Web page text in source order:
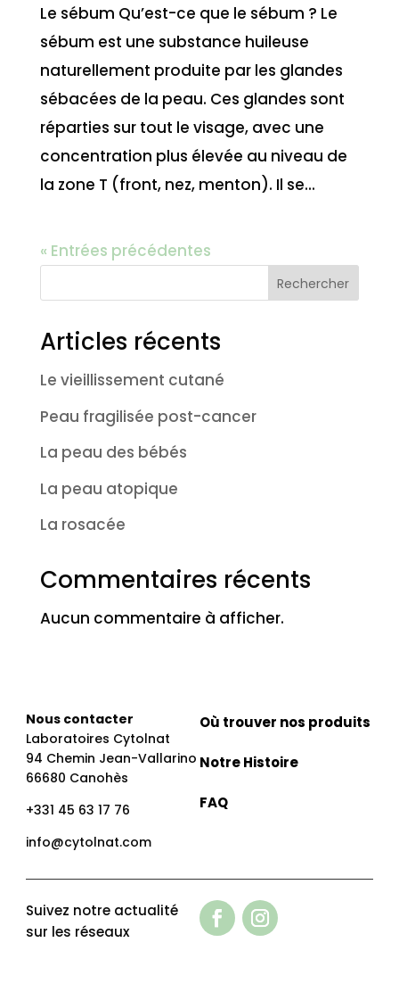
Le sébum Qu’est-ce que le sébum ? Le
sébum est une substance huileuse
naturellement produite par les glandes
sébacées de la peau. Ces glandes sont
réparties sur tout le visage, avec une
concentration plus élevée au niveau de
la zone T (front, nez, menton). Il se...
« Entrées précédentes
Rechercher
Articles récents
Le vieillissement cutané
Peau fragilisée post-cancer
La peau des bébés
La peau atopique
La rosacée
Commentaires récents
Aucun commentaire à afficher.
Nous contacter
Laboratoires Cytolnat
94 Chemin Jean-Vallarino
66680 Canohès
+331 45 63 17 76
info@cytolnat.com
Où trouver nos produits
Notre Histoire
FAQ
Suivez notre actualité
sur les réseaux